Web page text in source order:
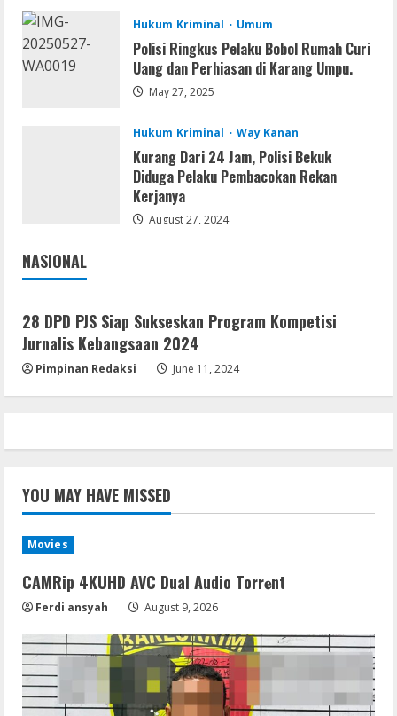
Coop
Uncharted: Legacy of Thieves
Collection Compressed Repack 2026
Resettools
Display Changer X Portable + Crack
[Final] (x64) Final FileCR
5
Img
Debloated Tоrrеnt
August 8, 2026
Hukum Kriminal Umum
Polisi Ringkus Pelaku Bobol Rumah Curi
Uang dan Perhiasan di Karang Umpu.
May 27, 2025
Hukum Kriminal Way Kanan
Kurang Dari 24 Jam, Polisi Bekuk
Diduga Pelaku Pembacokan Rekan
Kerjanya
August 27, 2024
NASIONAL
Jakarta
28 DPD PJS Siap Sukseskan Program Kompetisi
Jurnalis Kebangsaan 2024
Pimpinan Redaksi June 11, 2024
YOU MAY HAVE MISSED
Movies
CAMRip 4KUHD AVC Dual Audio Torr𝐞nt
Ferdi ansyah August 9, 2026